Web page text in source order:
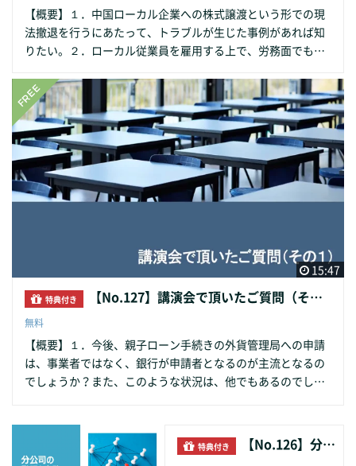
【概要】１．中国ローカル企業への株式譲渡という形での現
法撤退を行うにあたって、トラブルが生じた事例があれば知
りたい。２．ローカル従業員を雇用する上で、労務面でもっ
は何になるとお考えでしょうか？ 例えば、個人消費？不動
産？製造業（電気自動車？半導体？）？ 【収録】2023年5月
15:47
特典付き 【No.127】講演会で頂いたご質問（その１）
無料
【概要】１．今後、親子ローン手続きの外貨管理局への申請
は、事業者ではなく、銀行が申請者となるのが主流となるの
でしょうか？また、このような状況は、他でもあるのでしょ
る質問 A社は上海・浦東にて加工製造。保税扱いで外資企
業へ製品を納入している。製品の一部工程を、納入先近くで
特典付き 【No.126】分公司の登記と実務